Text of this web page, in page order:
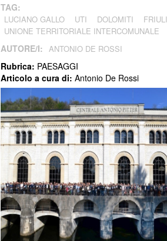
TAG:
LUCIANO GALLO UTI DOLOMITI
UNIONE TERRITORIALE INTERCOMUNALE
AUTORE/I: ANTONIO DE ROSSI
Rubrica: PAESAGGI
Articolo a cura di: Antonio De Rossi